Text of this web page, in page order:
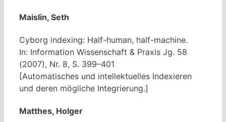
Maislin, Seth
Cyborg indexing: Half-human, half-machine.
In: Information Wissenschaft & Praxis Jg. 58
(2007), Nr. 8, S. 399–401
[Automatisches und intellektuelles Indexieren
und deren mögliche Integrierung.]
Matthes, Holger